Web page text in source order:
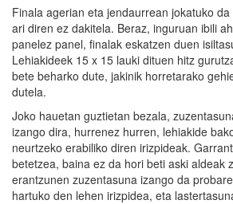
Finala agerian eta jendaurrean jokatuko
ari diren ez dakitela. Beraz, inguruan ibili
panelez panel, finalak eskatzen duen
Lehiakideek 15 x 15 lauki dituen hitz
bete beharko dute, jakinik horretarako
dutela.
Joko hauetan guztietan bezala,
izango dira, hurrenez hurren, lehiakide
neurtzeko erabiliko diren irizpideak.
betetzea, baina ez da hori beti aski aldeak
erantzunen zuzentasuna izango da
hartuko den lehen irizpidea, eta